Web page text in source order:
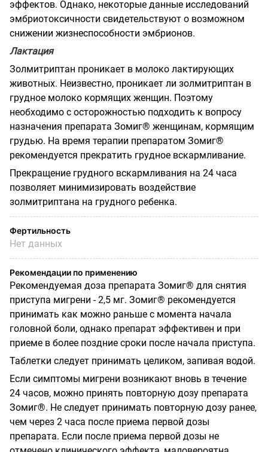
эффектов. Однако, некоторые данные исследований
эмбриотоксичности свидетельствуют о возможном
снижении жизнеспособности эмбрионов.
Лактация
Золмитриптан проникает в молоко лактирующих
животных. Неизвестно, проникает ли золмитриптан в
грудное молоко кормящих женщин. Поэтому
необходимо с осторожностью подходить к вопросу
назначения препарата Зомиг® женщинам, кормящим
грудью. На время терапии препаратом Зомиг®
рекомендуется прекратить грудное вскармливание.
Прекращение грудного вскармливания на 24 часа
позволяет минимизировать воздействие
золмитриптана на грудного ребенка.
Фертильность
Нет данных
Рекомендации по применению
Рекомендуемая доза препарата Зомиг® для снятия
приступа мигрени - 2,5 мг. Зомиг® рекомендуется
принимать как можно раньше с момента начала
головной боли, однако препарат эффективен и при
приеме в более поздние сроки после начала приступа.
Таблетки следует принимать целиком, запивая водой.
Если симптомы мигрени возникают вновь в течение
24 часов, можно принять повторную дозу препарата
Зомиг®. Не следует принимать повторную дозу ранее,
чем через 2 часа после приема первой дозы
препарата. Если после приема первой дозы не